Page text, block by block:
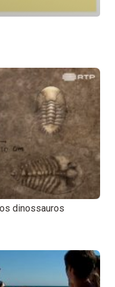
dinossauros